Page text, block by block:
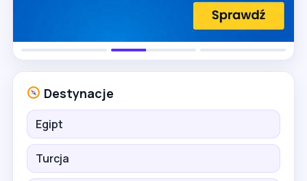
Destynacje
Egipt
Turcja